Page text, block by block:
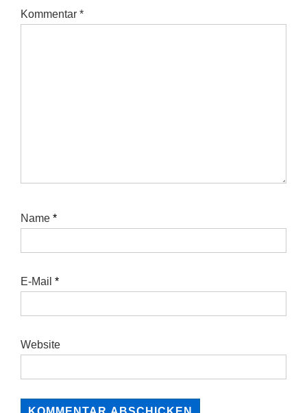
Kommentar *
Name *
E-Mail *
Website